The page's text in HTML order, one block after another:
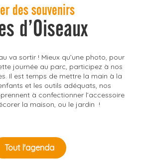
des souvenirs
d’Oiseaux
va sortir ! Mieux qu’une photo, pour
journée au parc, participez à nos
Il est temps de mettre la main à la
et les outils adéquats, nos
à confectionner l’accessoire
la maison, ou le jardin !
Tout l'agenda